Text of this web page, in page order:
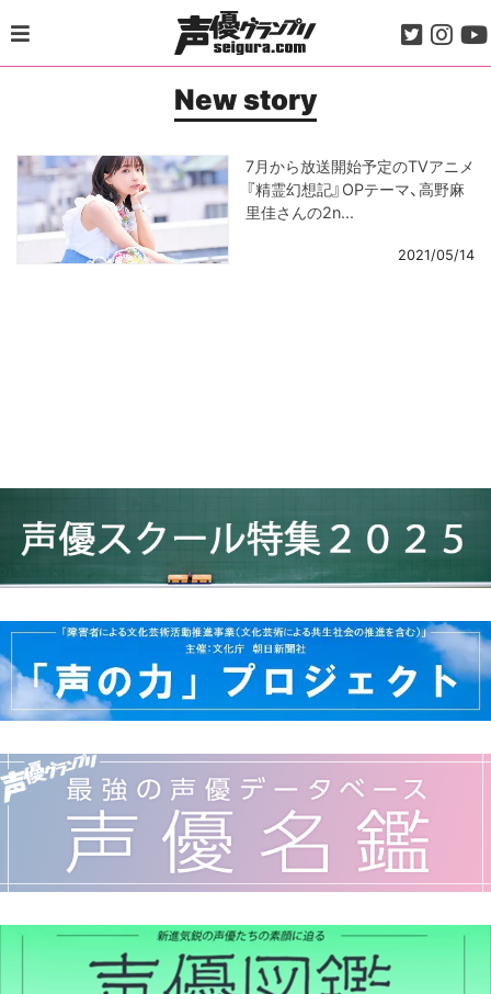
to
content
New story
7月から放送開始予定のTVアニメ
『精霊幻想記』OPテーマ、高野麻
里佳さんの2n...
2021/05/14